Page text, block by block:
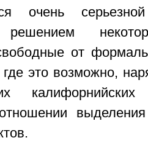
очень
решением
от
где это возможно,